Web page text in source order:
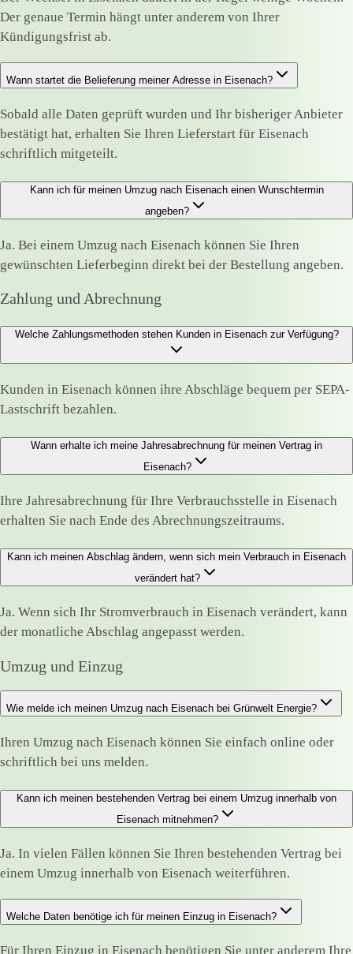
Der genaue Termin hängt unter anderem von Ihrer
Kündigungsfrist ab.
Wann startet die Belieferung meiner Adresse in Eisenach?
Sobald alle Daten geprüft wurden und Ihr bisheriger Anbieter
bestätigt hat, erhalten Sie Ihren Lieferstart für Eisenach
schriftlich mitgeteilt.
Kann ich für meinen Umzug nach Eisenach einen Wunschtermin
angeben?
Ja. Bei einem Umzug nach Eisenach können Sie Ihren
gewünschten Lieferbeginn direkt bei der Bestellung angeben.
Zahlung und Abrechnung
Welche Zahlungsmethoden stehen Kunden in Eisenach zur Verfügung?
Kunden in Eisenach können ihre Abschläge bequem per SEPA-
Lastschrift bezahlen.
Wann erhalte ich meine Jahresabrechnung für meinen Vertrag in
Eisenach?
Ihre Jahresabrechnung für Ihre Verbrauchsstelle in Eisenach
erhalten Sie nach Ende des Abrechnungszeitraums.
Kann ich meinen Abschlag ändern, wenn sich mein Verbrauch in Eisenach
verändert hat?
Ja. Wenn sich Ihr Stromverbrauch in Eisenach verändert, kann
der monatliche Abschlag angepasst werden.
Umzug und Einzug
Wie melde ich meinen Umzug nach Eisenach bei Grünwelt Energie?
Ihren Umzug nach Eisenach können Sie einfach online oder
schriftlich bei uns melden.
Kann ich meinen bestehenden Vertrag bei einem Umzug innerhalb von
Eisenach mitnehmen?
Ja. In vielen Fällen können Sie Ihren bestehenden Vertrag bei
einem Umzug innerhalb von Eisenach weiterführen.
Welche Daten benötige ich für meinen Einzug in Eisenach?
Für Ihren Einzug in Eisenach benötigen Sie unter anderem Ihre